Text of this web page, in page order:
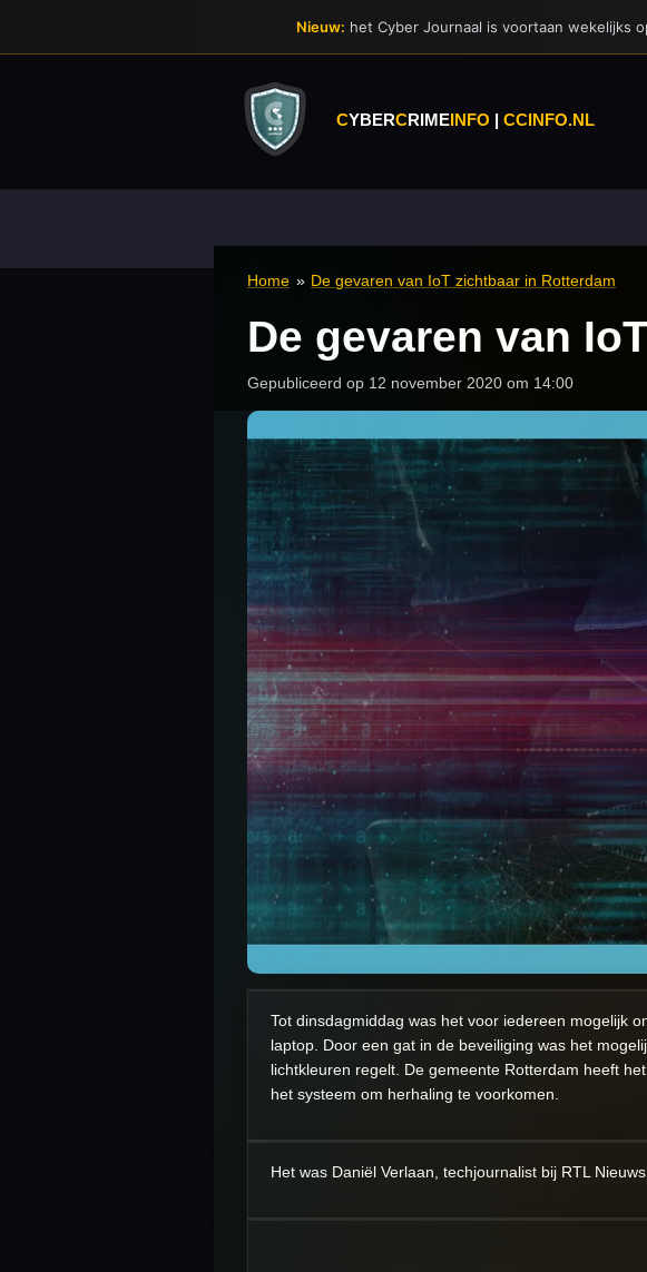
CYBERCRIMEINFO | CCINFO.NL
Home » De gevaren van IoT zichtbaar in Rotterdam
De gevaren van
Gepubliceerd op 12 november 2020 om 14:00
Tot dinsdagmiddag was het voor iedereen mogelijk
laptop. Door een gat in de beveiliging was het
lichtkleuren regelt. De gemeente Rotterdam heeft
het systeem om herhaling te voorkomen.
Het was Daniël Verlaan, techjournalist bij RTL Nieuws
Nieuw: het Cyber Journaal is voortaan wekelijks